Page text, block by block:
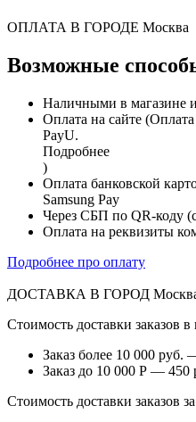
ОПЛАТА В ГОРОДЕ Москва
Возможные
Наличными в магазине
Оплата на сайте
PayU.
Подробнее
)
Оплата банковской
Samsung Pay
Через СБП по QR-коду
Оплата на реквизиты
Подробнее про оплату
ДОСТАВКА В ГОРОД
Стоимость доставки заказов
Заказ более 10 000 руб.
Заказ до 10 000 Р — 450
Стоимость доставки заказов